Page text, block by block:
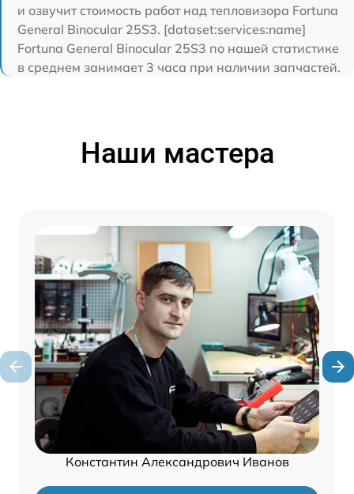
и озвучит стоимость работ над тепловизора Fortuna
General Binocular 25S3. [dataset:services:name]
Fortuna General Binocular 25S3 по нашей статистике
в среднем занимает 3 часа при наличии запчастей.
Наши мастера
Константин Александрович Иванов